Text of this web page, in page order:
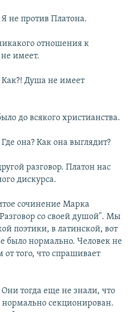
Я не против Платона.
отношения к
имеет.
Как?! Душа не имеет
до всякого христианства.
Где она? Как она выглядит?
разговор. Платон нас
дискурса.
сочинение Марка
со своей душой". Мы
поэтики, в латинской, вот
было нормально. Человек не
того, что спрашивает
Они тогда еще не знали, что
секционирован.